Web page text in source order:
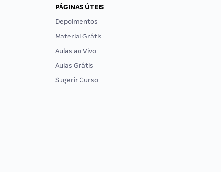
PÁGINAS ÚTEIS
Depoimentos
Material Grátis
Aulas ao Vivo
Aulas Grátis
Sugerir Curso